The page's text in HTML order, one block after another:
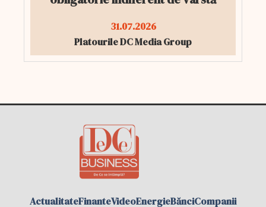
31.07.2026
Platourile DC Media Group
ActualitateFinanteVideoEnergieBănciCompanii